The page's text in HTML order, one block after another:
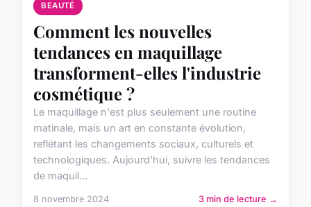
BEAUTÉ
Comment les nouvelles
tendances en maquillage
transforment-elles l'industrie
cosmétique ?
Le maquillage n'est plus seulement une routine
matinale, mais un art en constante évolution,
reflétant les changements sociaux, culturels et
technologiques. Aujourd'hui, suivre les tendances
de maquil...
8 novembre 2024 3 min de lecture →